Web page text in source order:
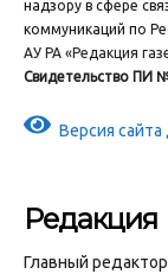
надзору в сфере
коммуникаций по
АУ РА «Редакция
Свидетельство ПИ
Версия сайта
Редакция
Главный